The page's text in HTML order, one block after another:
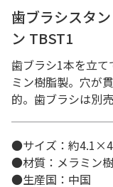
歯ブラシスタ
ン TBST1
歯ブラシ1本を立
ミン樹脂製。穴が
的。歯ブラシは別売
●サイズ：約
●材質：メラミン
●生産国：中国